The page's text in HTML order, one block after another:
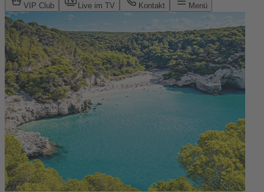
VIP Club Live im TV Kontakt Menü